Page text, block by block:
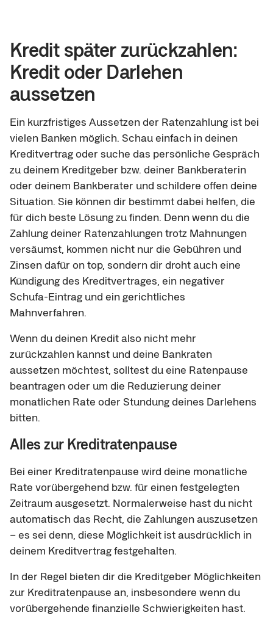
Kredit später zurückzahlen:
Kredit oder Darlehen
aussetzen
Ein kurzfristiges Aussetzen der Ratenzahlung ist bei
vielen Banken möglich. Schau einfach in deinen
Kreditvertrag oder suche das persönliche Gespräch
zu deinem Kreditgeber bzw. deiner Bankberaterin
oder deinem Bankberater und schildere offen deine
Situation. Sie können dir bestimmt dabei helfen, die
für dich beste Lösung zu finden. Denn wenn du die
Zahlung deiner Ratenzahlungen trotz Mahnungen
versäumst, kommen nicht nur die Gebühren und
Zinsen dafür on top, sondern dir droht auch eine
Kündigung des Kreditvertrages, ein negativer
Schufa-Eintrag und ein gerichtliches
Mahnverfahren.
Wenn du deinen Kredit also nicht mehr
zurückzahlen kannst und deine Bankraten
aussetzen möchtest, solltest du eine Ratenpause
beantragen oder um die Reduzierung deiner
monatlichen Rate oder Stundung deines Darlehens
bitten.
Alles zur Kreditratenpause
Bei einer Kreditratenpause wird deine monatliche
Rate vorübergehend bzw. für einen festgelegten
Zeitraum ausgesetzt. Normalerweise hast du nicht
automatisch das Recht, die Zahlungen auszusetzen
– es sei denn, diese Möglichkeit ist ausdrücklich in
deinem Kreditvertrag festgehalten.
In der Regel bieten dir die Kreditgeber Möglichkeiten
zur Kreditratenpause an, insbesondere wenn du
vorübergehende finanzielle Schwierigkeiten hast.